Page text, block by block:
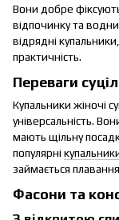
Вони добре
відпочинку та
відрядні
практичність.
Переваги
Купальники жіночі
універсальність.
мають щільну
популярні
займається
Фасони та